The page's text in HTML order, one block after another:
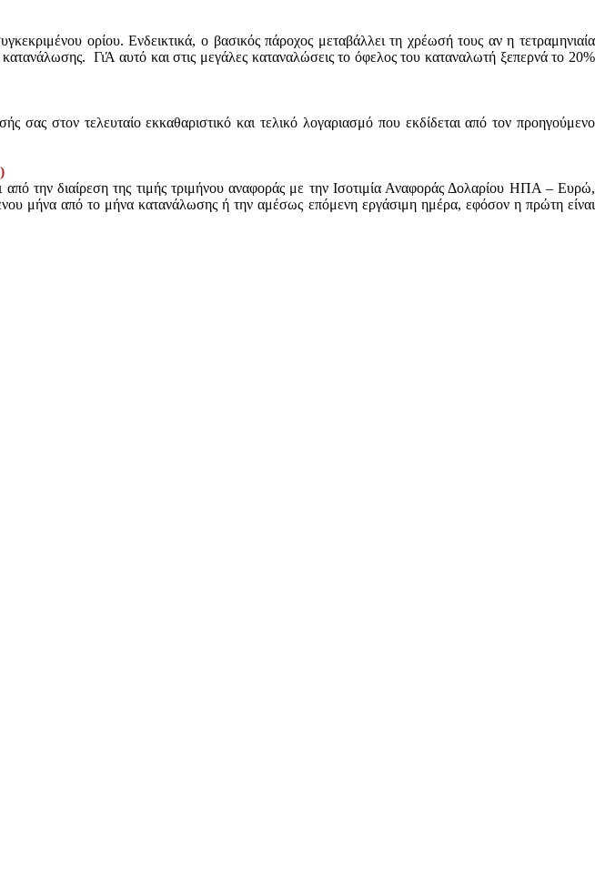
ορίου. Ενδεικτικά, ο βασικός πάροχος μεταβάλλει τη χρέωσή τους αν η τετραμηνιαία
ΓιΆ αυτό και στις μεγάλες καταναλώσεις το όφελος του καταναλωτή ξεπερνά το 20%
στον τελευταίο εκκαθαριστικό και τελικό λογαριασμό που εκδίδεται από τον προηγούμενο
την διαίρεση της τιμής τριμήνου αναφοράς με την Ισοτιμία Αναφοράς Δολαρίου ΗΠΑ – Ευρώ,
μήνα από το μήνα κατανάλωσης ή την αμέσως επόμενη εργάσιμη ημέρα, εφόσον η πρώτη είναι